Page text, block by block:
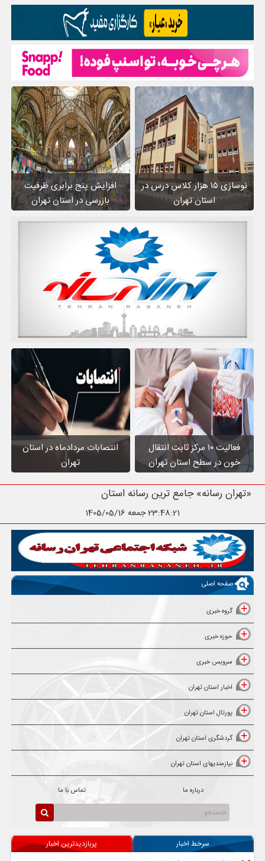
نوسازی ۱۵ هزار کلاس درس در
استان تهران
افزایش پنج برابری ظرفیت
بازرسی در استان تهران
فعالیت ۱۰ مرکز ثابت انتقال
خون در سطح استان تهران
انتصابات مردادماه در استان
تهران
«تهران رسانه» جامع ترین رسانه استان تهران
23:48:22 جمعه 1405/05/16
صفحه اصلی
گروه خبری
حوزه خبری
سرویس خبری
اخبار استان تهران
پورتال استان تهران
گردشگری استان تهران
نیازمندیهای استان تهران
درباره ما تماس با ما
سرخط اخبار
پربازدیدترین اخبار